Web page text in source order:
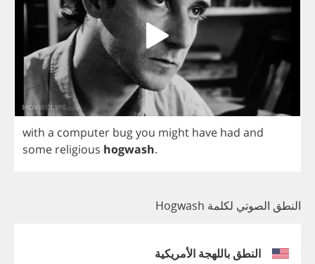
with a computer bugyou might have had and
some religious hogwash.
النطق الصوتي لكلمة Hogwash
النطق باللهجة الأمريكية